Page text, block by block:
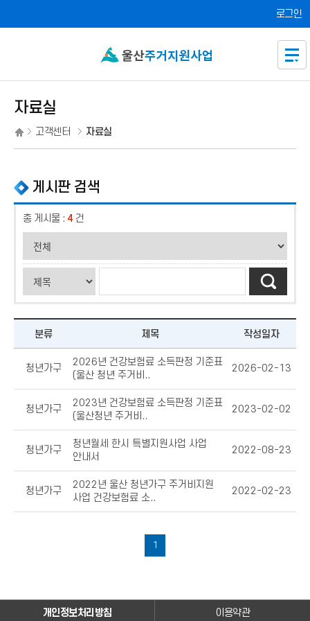
로그인
자료실
고객센터 자료실
게시판 검색
총 게시물 : 4 건
분류 제목 작성일자
청년가구
2026년 건강보험료 소득판정 기준표
(울산 청년 주거비..
2026-02-13
청년가구
2023년 건강보험료 소득판정 기준표
(울산청년 주거비..
2023-02-02
청년가구
청년월세 한시 특별지원사업 사업
안내서
2022-08-23
청년가구
2022년 울산 청년가구 주거비지원
사업 건강보험료 소..
2022-02-23
1
개인정보처리방침 이용약관